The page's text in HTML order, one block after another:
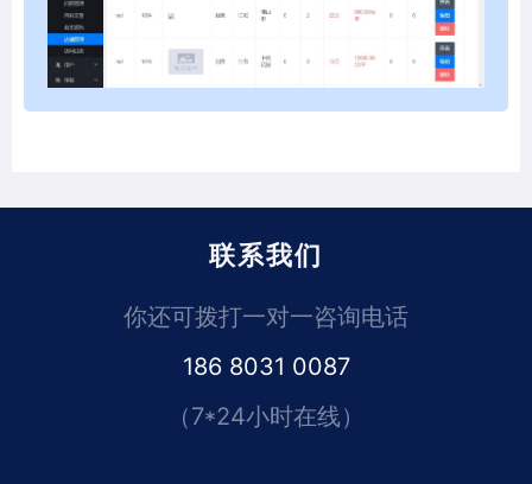
联系我们
你还可拨打一对一咨询电话
186 8031 0087
（7*24小时在线）